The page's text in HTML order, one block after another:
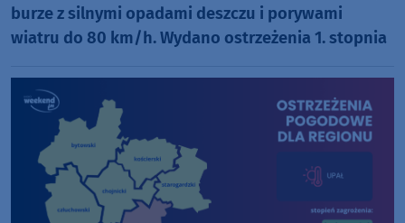
burze z silnymi opadami deszczu i porywami
wiatru do 80 km/h. Wydano ostrzeżenia 1. stopnia